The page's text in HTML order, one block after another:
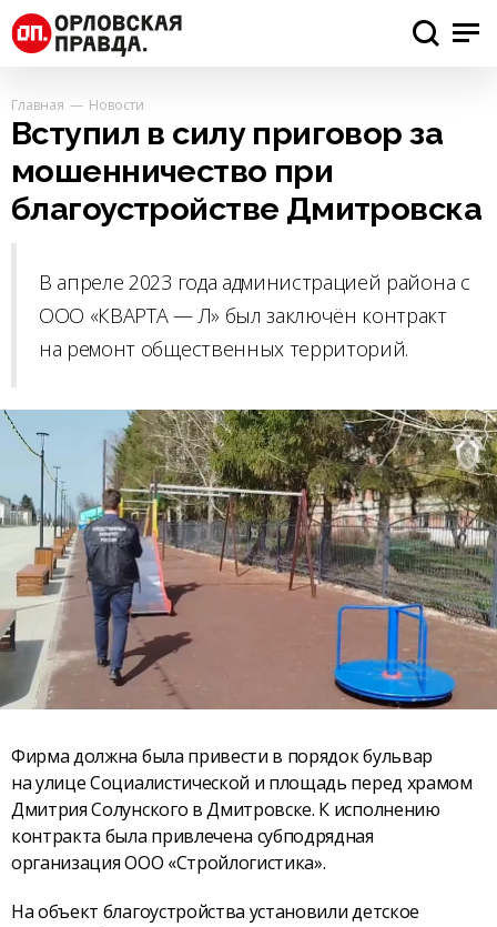
Главная Новости
Вступил в силу приговор за
мошенничество при
благоустройстве Дмитровска
В апреле 2023 года администрацией района с
ООО «КВАРТА — Л» был заключён контракт
на ремонт общественных территорий.
Фирма должна была привести в порядок бульвар
на улице Социалистической и площадь перед храмом
Дмитрия Солунского в Дмитровске. К исполнению
контракта была привлечена субподрядная
организация ООО «Стройлогистика».
На объект благоустройства установили детское